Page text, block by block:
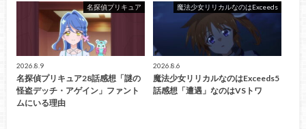
名探偵プリキュア
2026.8.9
名探偵プリキュア28話感想「謎の
怪盗デッチ・アゲイン」ファント
ムにいる理由
魔法少女リリカルなのはExceeds
2026.8.6
魔法少女リリカルなのはExceeds5
話感想「遭遇」なのはVSトワ